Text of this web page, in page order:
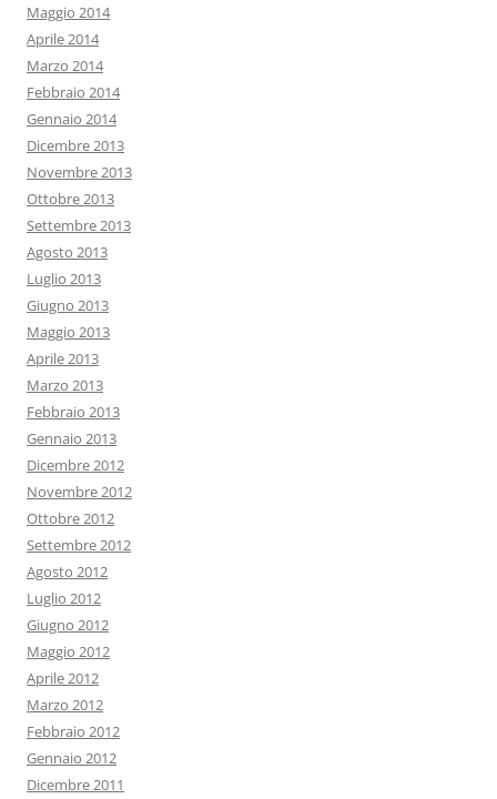
Maggio 2014
Aprile 2014
Marzo 2014
Febbraio 2014
Gennaio 2014
Dicembre 2013
Novembre 2013
Ottobre 2013
Settembre 2013
Agosto 2013
Luglio 2013
Giugno 2013
Maggio 2013
Aprile 2013
Marzo 2013
Febbraio 2013
Gennaio 2013
Dicembre 2012
Novembre 2012
Ottobre 2012
Settembre 2012
Agosto 2012
Luglio 2012
Giugno 2012
Maggio 2012
Aprile 2012
Marzo 2012
Febbraio 2012
Gennaio 2012
Dicembre 2011